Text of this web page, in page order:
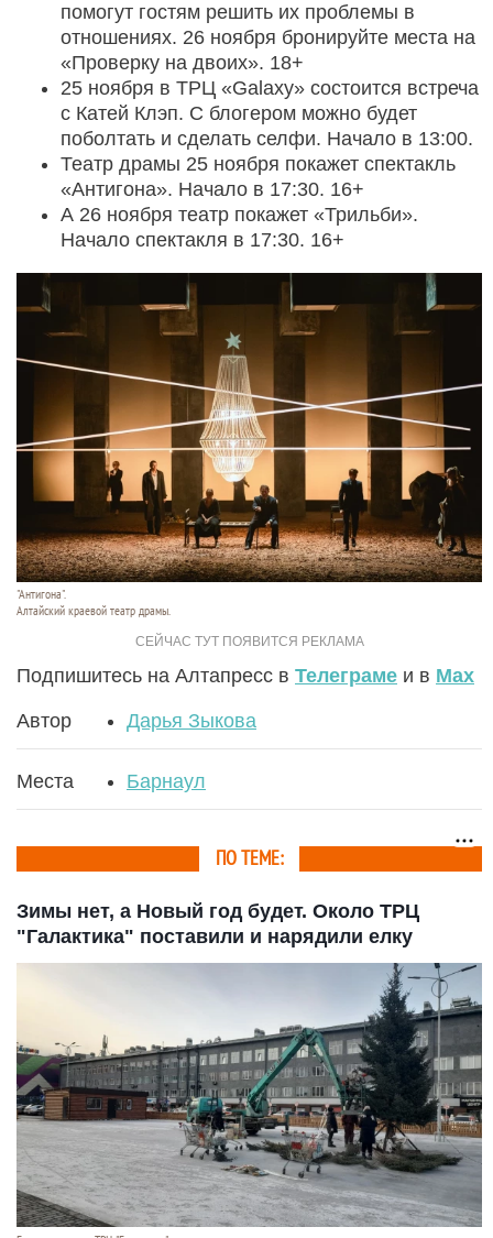
помогут гостям решить их проблемы в
отношениях. 26 ноября бронируйте места на
«Проверку на двоих». 18+
25 ноября в ТРЦ «Galaxy» состоится встреча
с Катей Клэп. С блогером можно будет
поболтать и сделать селфи. Начало в 13:00.
Театр драмы 25 ноября покажет спектакль
«Антигона». Начало в 17:30. 16+
А 26 ноября театр покажет «Трильби».
Начало спектакля в 17:30. 16+
"Антигона".
Алтайский краевой театр драмы.
Подпишитесь на Алтапресс в Телеграме и в Max
Автор Дарья Зыкова
Места Барнаул
ПО ТЕМЕ:
Зимы нет, а Новый год будет. Около ТРЦ
"Галактика" поставили и нарядили елку